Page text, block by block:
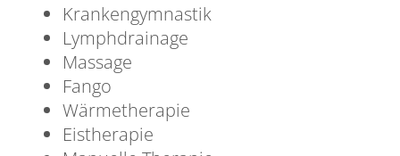
Krankengymnastik
Lymphdrainage
Massage
Fango
Wärmetherapie
Eistherapie